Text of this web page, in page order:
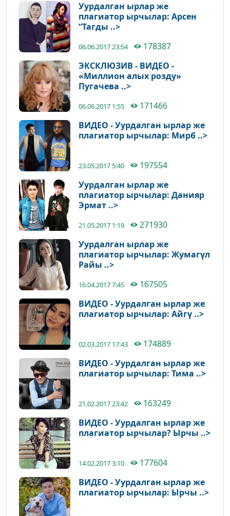
Уурдалган ырлар же
плагиатор ырчылар: Арсен
“Тагды ..>
06.06.2017 23:54
178387
ЭКСКЛЮЗИВ - ВИДЕО -
«Миллион алых розду»
Пугачева ..>
06.06.2017 1:55
171466
ВИДЕО - Уурдалган ырлар же
плагиатор ырчылар: Мирб ..>
23.05.2017 5:40
197554
Уурдалган ырлар же
плагиатор ырчылар: Данияр
Эрмат ..>
21.05.2017 1:19
271930
Уурдалган ырлар же
плагиатор ырчылар: Жумагүл
Райы ..>
16.04.2017 7:45
167505
ВИДЕО - Уурдалган ырлар же
плагиатор ырчылар: Айгү ..>
02.03.2017 17:43
174889
ВИДЕО - Уурдалган ырлар же
плагиатор ырчылар: Тима ..>
21.02.2017 23:42
163249
ВИДЕО - Уурдалган ырлар же
плагиатор ырчылар? Ырчы ..>
14.02.2017 3:10
177604
ВИДЕО - Уурдалган ырлар же
плагиатор ырчылар: Ырчы ..>